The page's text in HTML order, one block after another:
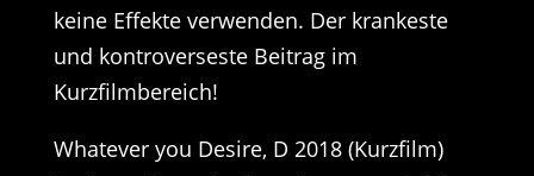
keine Effekte verwenden. Der krankeste
und kontroverseste Beitrag im
Kurzfilmbereich!
Whatever you Desire, D 2018 (Kurzfilm)